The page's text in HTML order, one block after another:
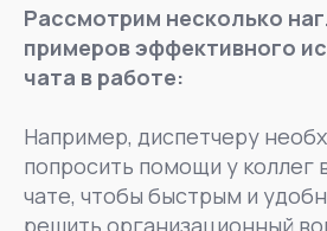
Рассмотрим несколько
примеров эффективного
чата в работе:
Например, диспетчеру
попросить помощи у коллег
чате, чтобы быстрым и
решить организационный